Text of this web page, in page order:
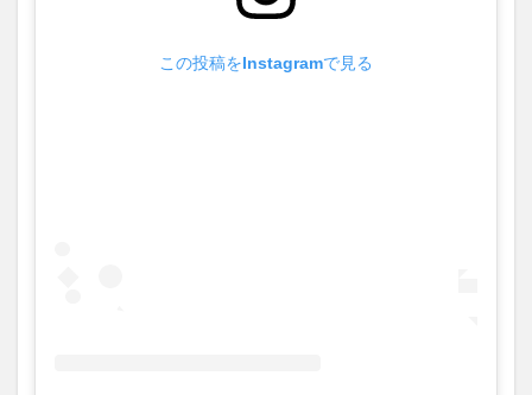
この投稿をInstagramで見る